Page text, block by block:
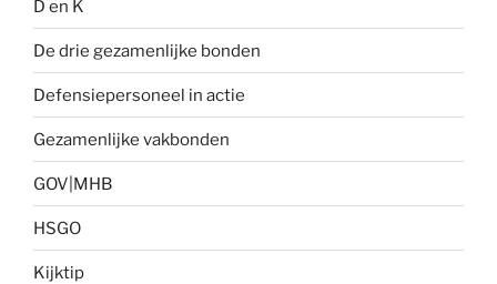
D en K
De drie gezamenlijke bonden
Defensiepersoneel in actie
Gezamenlijke vakbonden
GOV|MHB
HSGO
Kijktip